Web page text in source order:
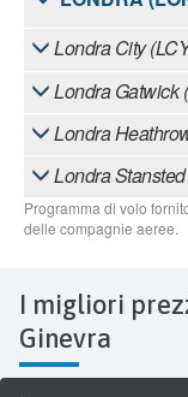
I migliori prezzi di British Airways da
Ginevra